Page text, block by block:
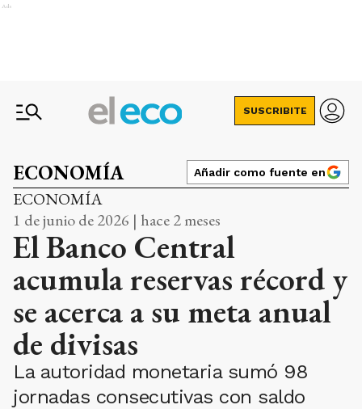
Ads
SUSCRIBITE
ECONOMÍA Añadir como fuente en
ECONOMÍA
1 de junio de 2026 | hace 2 meses
El Banco Central
acumula reservas récord y
se acerca a su meta anual
de divisas
La autoridad monetaria sumó 98
jornadas consecutivas con saldo